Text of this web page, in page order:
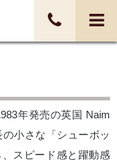
年発売の英国 Naim
小さな「シューボッ
スピード感と躍動感